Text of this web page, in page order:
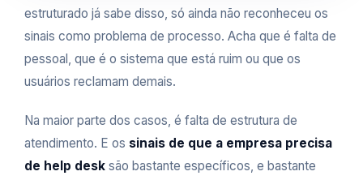
estruturado já sabe disso, só ainda não reconheceu os
sinais como problema de processo. Acha que é falta de
pessoal, que é o sistema que está ruim ou que os
usuários reclamam demais.
Na maior parte dos casos, é falta de estrutura de
atendimento. E os sinais de que a empresa precisa
de help desk são bastante específicos, e bastante